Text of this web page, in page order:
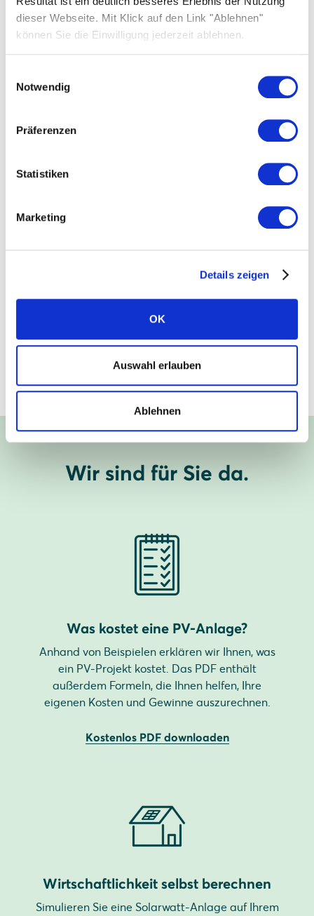
dieser Webseite. Mit Klick auf den Link "Ablehnen"
können Sie die Einwilligung jederzeit ablehnen.
Notwendig
Präferenzen
Statistiken
Marketing
Details zeigen
OK
Auswahl erlauben
Ablehnen
Mehr zum Standort erfahren
Wir sind für Sie da.
Was kostet eine PV-Anlage?
Anhand von Beispielen erklären wir Ihnen, was
ein PV-Projekt kostet. Das PDF enthält
außerdem Formeln, die Ihnen helfen, Ihre
eigenen Kosten und Gewinne auszurechnen.
Kostenlos PDF downloaden
Wirtschaftlichkeit selbst berechnen
Simulieren Sie eine Solarwatt-Anlage auf Ihrem